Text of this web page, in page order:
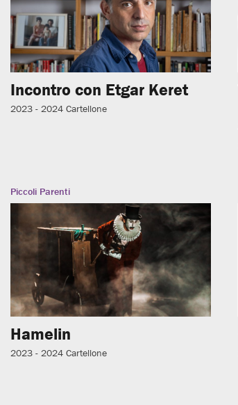
Incontro con Etgar Keret
2023 - 2024 Cartellone
Piccoli Parenti
Hamelin
2023 - 2024 Cartellone